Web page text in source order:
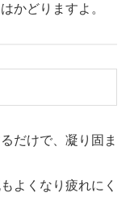
かどりますよ。
だけで、凝り固ま
よくなり疲れにく